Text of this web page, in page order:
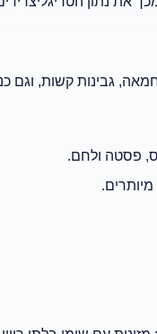
גבינות קשות, וגם
פסטה ולחם.